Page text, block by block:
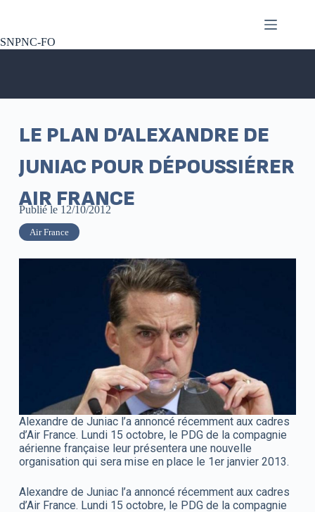
SNPNC-FO
LE PLAN D’ALEXANDRE DE
JUNIAC POUR DÉPOUSSIÉRER
AIR FRANCE
Publié le 12/10/2012
Air France
Alexandre de Juniac l’a annoncé récemment aux cadres
d’Air France. Lundi 15 octobre, le PDG de la compagnie
aérienne française leur présentera une nouvelle
organisation qui sera mise en place le 1er janvier 2013.
Alexandre de Juniac l’a annoncé récemment aux cadres
d’Air France. Lundi 15 octobre, le PDG de la compagnie